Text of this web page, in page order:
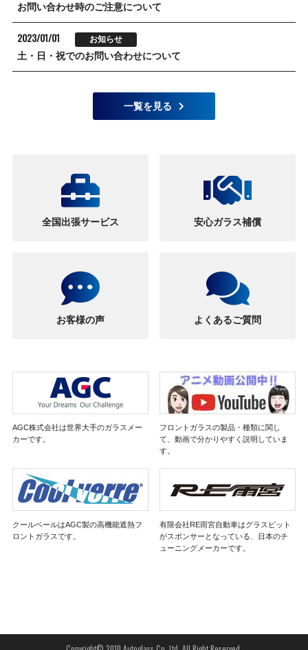
お問い合わせ時のご注意について
2023/01/01 お知らせ
土・日・祝でのお問い合わせについて
一覧を見る
全国出張サービス 安心ガラス補償
お客様の声 よくあるご質問
AGC株式会社は世界大手のガラスメー
カーです。
フロントガラスの製品・種類に関し
て、動画で分かりやすく説明していま
す。
クールベールはAGC製の高機能遮熱フ
ロントガラスです。
有限会社RE雨宮自動車はグラスピット
がスポンサーとなっている、日本のチ
ューニングメーカーです。